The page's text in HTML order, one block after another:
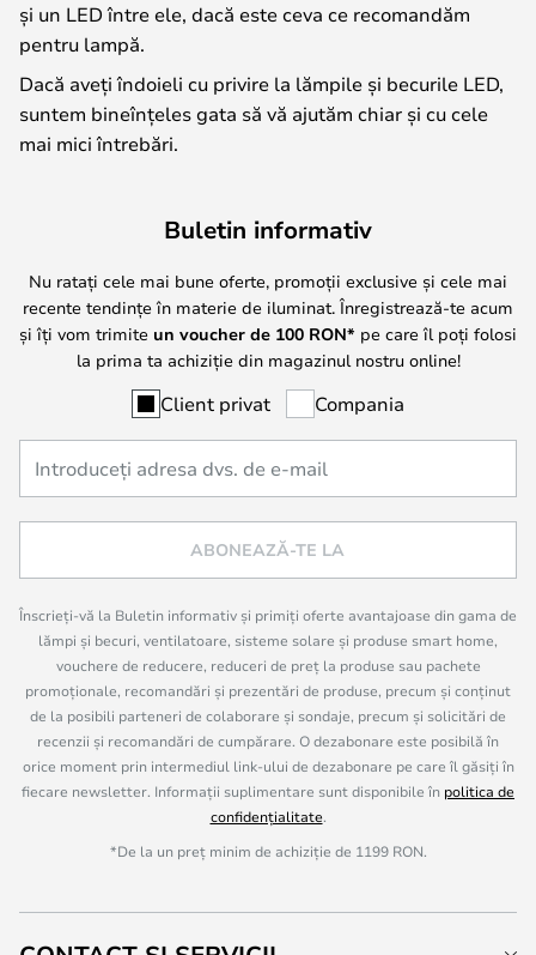
și un LED între ele, dacă este ceva ce recomandăm
pentru lampă.
Dacă aveți îndoieli cu privire la lămpile și becurile LED,
suntem bineînțeles gata să vă ajutăm chiar și cu cele
mai mici întrebări.
Buletin informativ
Nu ratați cele mai bune oferte, promoții exclusive și cele mai
recente tendințe în materie de iluminat. Înregistrează-te acum
și îți vom trimite un voucher de 100 RON* pe care îl poți folosi
la prima ta achiziție din magazinul nostru online!
Client privat Compania
ABONEAZĂ-TE LA
Înscrieți-vă la Buletin informativ și primiți oferte avantajoase din gama de
lămpi și becuri, ventilatoare, sisteme solare și produse smart home,
vouchere de reducere, reduceri de preț la produse sau pachete
promoționale, recomandări și prezentări de produse, precum și conținut
de la posibili parteneri de colaborare și sondaje, precum și solicitări de
recenzii și recomandări de cumpărare. O dezabonare este posibilă în
orice moment prin intermediul link-ului de dezabonare pe care îl găsiți în
fiecare newsletter. Informații suplimentare sunt disponibile în politica de
confidențialitate.
*De la un preț minim de achiziție de 1199 RON.